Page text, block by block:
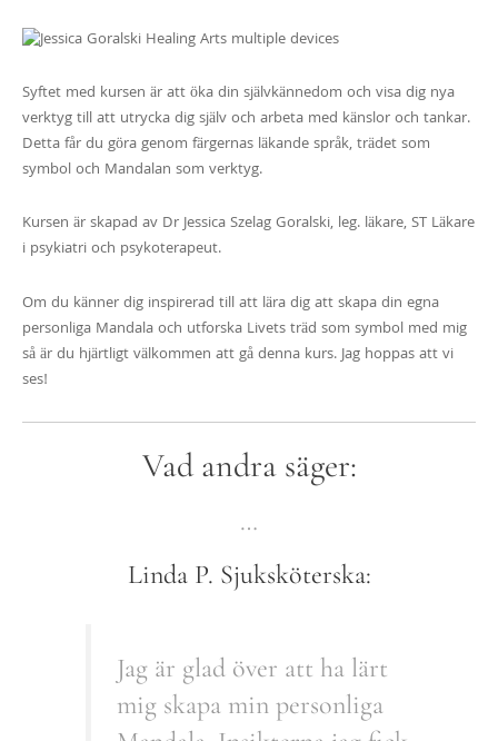
Syftet med kursen är att öka din självkännedom och visa dig nya
verktyg till att utrycka dig själv och arbeta med känslor och tankar.
Detta får du göra genom färgernas läkande språk, trädet som
symbol och Mandalan som verktyg.
Kursen är skapad av Dr Jessica Szelag Goralski, leg. läkare, ST Läkare
i psykiatri och psykoterapeut.
Om du känner dig inspirerad till att lära dig att skapa din egna
personliga Mandala och utforska Livets träd som symbol med mig
så är du hjärtligt välkommen att gå denna kurs. Jag hoppas att vi
ses!
Vad andra säger:
…
Linda P. Sjuksköterska:
Jag är glad över att ha lärt
mig skapa min personliga